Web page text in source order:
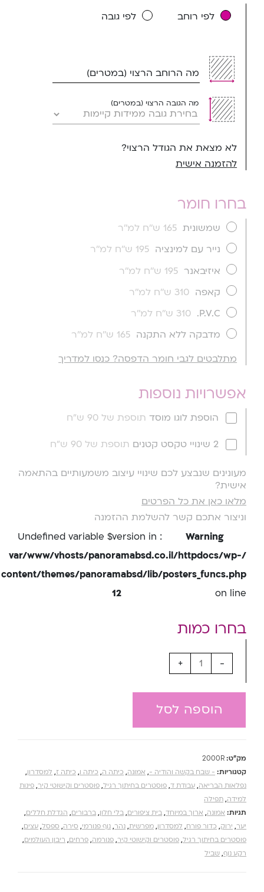
לפי רוחב לפי גובה
מה הרוחב הרצוי (במטרים)
מה הגובה הרצוי (במטרים)
לא מצאת את הגודל הרצוי?
להזמנה אישית
בחרו חומר
שמשונית 165 ש''ח למ''ר
נייר עם למינציה 195 ש''ח למ''ר
איזיבאנר 195 ש''ח למ''ר
קאפה 310 ש''ח למ''ר
P.V.C.
310 ש''ח למ''ר
מדבקה ללא התקנה 165 ש''ח למ''ר
מתלבטים לגבי חומר הדפסה? כנסו למדריך
אפשרויות נוספות
הוספת לוגו מוסד תוספת של 90 ש"ח
2 שינויי טקסט קטנים תוספת של 90 ש"ח
מעונינים שנבצע לכם שינויי עיצוב משמעותיים בהתאמה
אישית?
מלאו כאן את כל הפרטים
וניצור אתכם קשר להשלמת ההזמנה
Warning
: Undefined variable $version in
/var/www/vhosts/panoramabsd.co.il/httpdocs/wp-
content/themes/panoramabsd/lib/posters_funcs.php
on line
12
-
+
הוספה לסל
מק"ט: 2000R
קטגוריות: - שבח בקשה והודיה -, אמונה, כיתה ה, כיתה ו, כיתה ז, למסדרון,
נפלאות הבריאה, עבודת ד, פוסטרים בחיתוך רגיל, פוסטרים וקישוטי קיר, פינות
למידה, תפילה
תגיות: אמונה, ארוך במיוחד, בית ציפורים, בלי חלון, ברבורים, הגדלת חללים,
יער, ירוק, כדור פורח, למסדרון, מפרשית, נהר, נוף פנורמי, סירה, ספסל, עצים,
פוסטרים בחיתוך רגיל, פוסטרים וקישוטי קיר, פנורמה, פרחים, ריבון העולמים,
רקע נוף, שביל